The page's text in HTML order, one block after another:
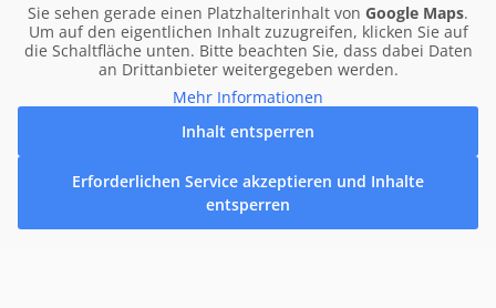
Sie sehen gerade einen Platzhalterinhalt von Google Maps.
Um auf den eigentlichen Inhalt zuzugreifen, klicken Sie auf
die Schaltfläche unten. Bitte beachten Sie, dass dabei Daten
an Drittanbieter weitergegeben werden.
Mehr Informationen
Inhalt entsperren
Erforderlichen Service akzeptieren und Inhalte
entsperren